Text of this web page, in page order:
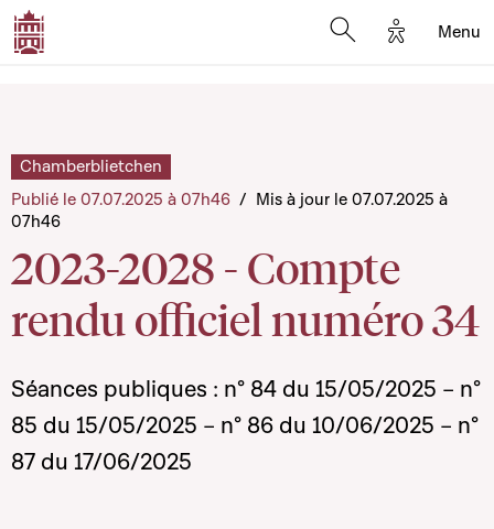
Options
Menu
2023-2028 - Compte
rendu officiel numéro 34
Chamberblietchen
Publié le 07.07.2025 à 07h46 / Mis à jour le 07.07.2025 à
07h46
Séances publiques : n° 84 du 15/05/2025 – n°
85 du 15/05/2025 – n° 86 du 10/06/2025 – n°
87 du 17/06/2025